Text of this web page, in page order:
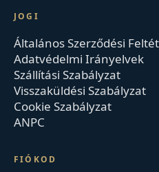
JOGI
Általános Szerződési
Adatvédelmi Irányelvek
Szállítási Szabályzat
Visszaküldési Szabályzat
Cookie Szabályzat
ANPC
FIÓKOD